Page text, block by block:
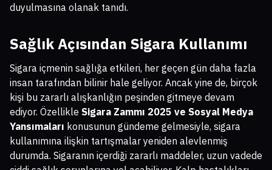
duyulmasına olanak tanıdı.
Sağlık Açısından Sigara Kullanımı
Sigara içmenin sağlığa etkileri, her geçen gün daha fazla
insan tarafından bilinir hale geliyor. Ancak yine de, birçok
kişi bu zararlı alışkanlığın peşinden gitmeye devam
ediyor. Özellikle Sigara Zammı 2025 ve Sosyal Medya
Yansımaları konusunun gündeme gelmesiyle, sigara
kullanımına ilişkin tartışmalar yeniden alevlenmiş
durumda. Sigaranın içerdiği zararlı maddeler, uzun vadede